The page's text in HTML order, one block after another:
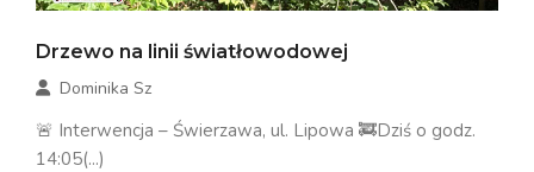
Drzewo na linii światłowodowej
Dominika Sz
🚨 Interwencja – Świerzawa, ul. Lipowa 🚒Dziś o godz.
14:05(...)